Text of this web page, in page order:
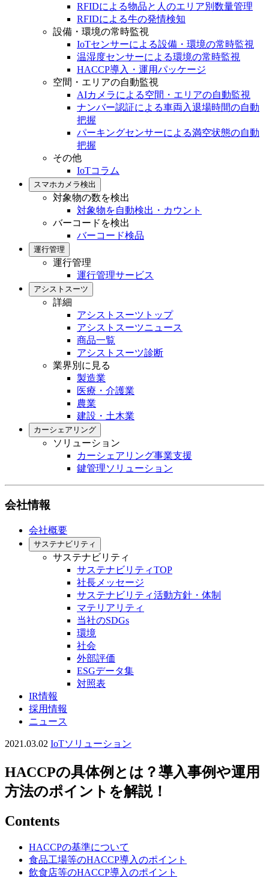
RFIDによる物品と人のエリア別数量管理
RFIDによる牛の発情検知
設備・環境の常時監視
IoTセンサーによる設備・環境の常時監視
温湿度センサーによる環境の常時監視
HACCP導入・運用パッケージ
空間・エリアの自動監視
AIカメラによる空間・エリアの自動監視
ナンバー認証による車両入退場時間の自動
把握
パーキングセンサーによる満空状態の自動
把握
その他
IoTコラム
スマホカメラ検出
対象物の数を検出
対象物を自動検出・カウント
バーコードを検出
バーコード検品
運行管理
運行管理
運行管理サービス
アシストスーツ
詳細
アシストスーツトップ
アシストスーツニュース
商品一覧
アシストスーツ診断
業界別に見る
製造業
医療・介護業
農業
建設・土木業
カーシェアリング
ソリューション
カーシェアリング事業支援
鍵管理ソリューション
会社情報
会社概要
サステナビリティ
サステナビリティ
サステナビリティTOP
社長メッセージ
サステナビリティ活動方針・体制
マテリアリティ
当社のSDGs
環境
社会
外部評価
ESGデータ集
対照表
IR情報
採用情報
ニュース
2021.03.02 IoTソリューション
HACCPの具体例とは？導入事例や運用
方法のポイントを解説！
Contents
HACCPの基準について
食品工場等のHACCP導入のポイント
飲食店等のHACCP導入のポイント